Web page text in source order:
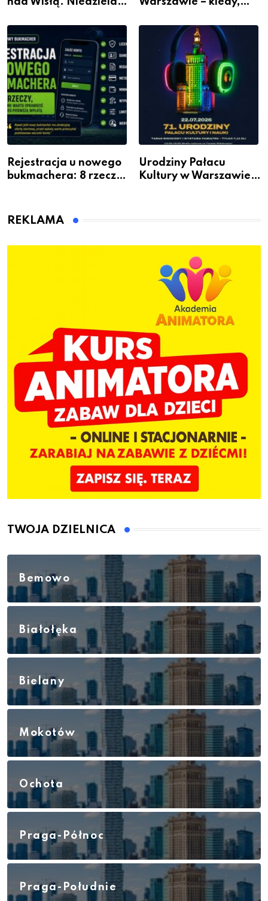
dla siebie
działo 2 sierpnia
Rejestracja u nowego
bukmachera: 8 rzeczy,
Urodziny Pałacu
Kultury w Warszawie –
REKLAMA
TWOJA DZIELNICA
Bemowo
Białołęka
Bielany
Mokotów
Ochota
Praga-Północ
Praga-Południe